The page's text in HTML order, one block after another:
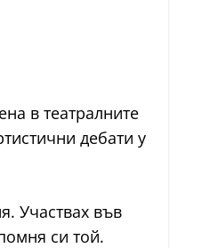
в театралните
дебати у
Участвах във
си той.